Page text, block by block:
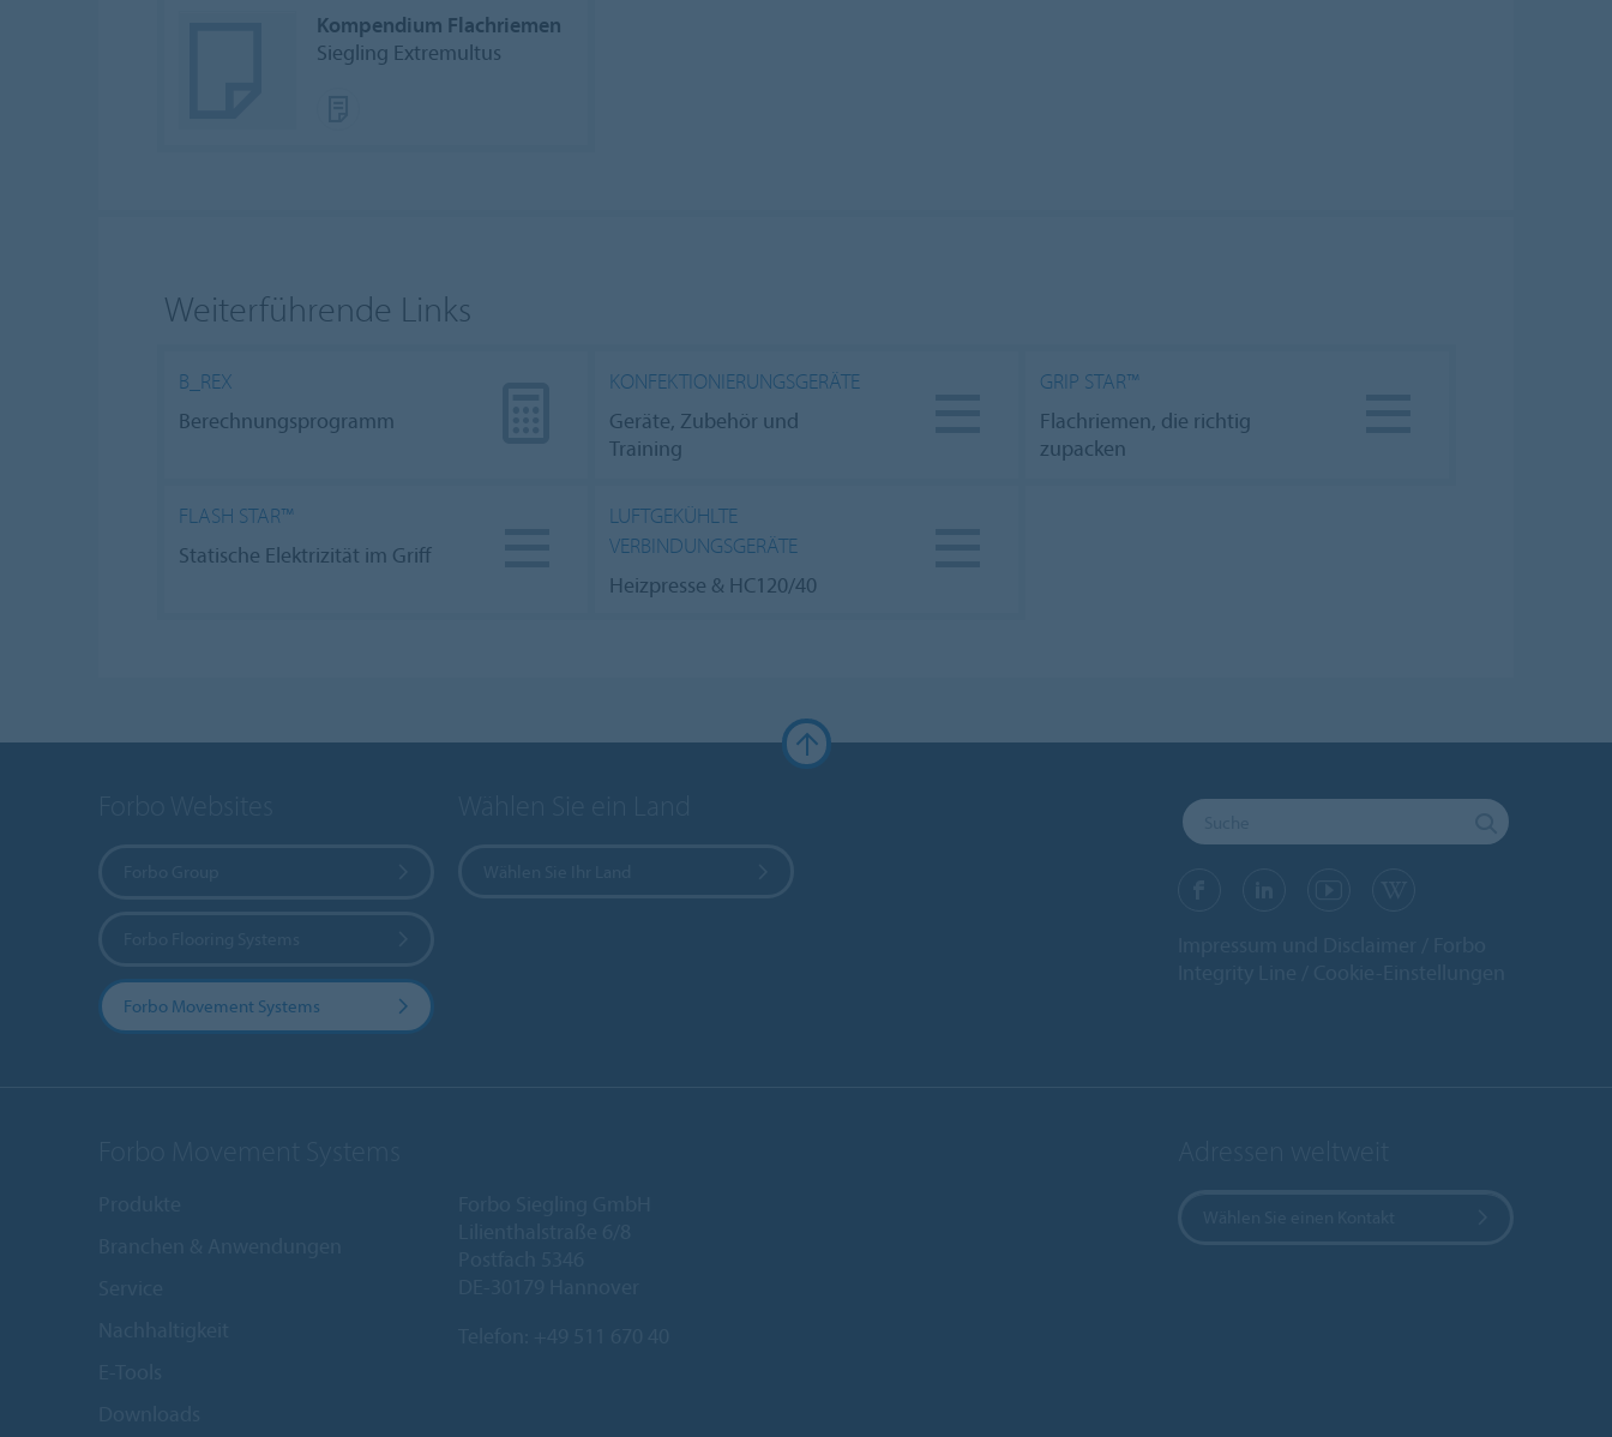
Kompendium Flachriemen
Siegling Extremultus
Weiterführende Links
B_REX
Berechnungsprogramm
KONFEKTIONIERUNGSGERÄTE
Geräte, Zubehör und
Training
GRIP STAR™
Flachriemen, die richtig
zupacken
FLASH STAR™
Statische Elektrizität im Griff
LUFTGEKÜHLTE
VERBINDUNGSGERÄTE
Heizpresse & HC120/40
Forbo Movement Systems